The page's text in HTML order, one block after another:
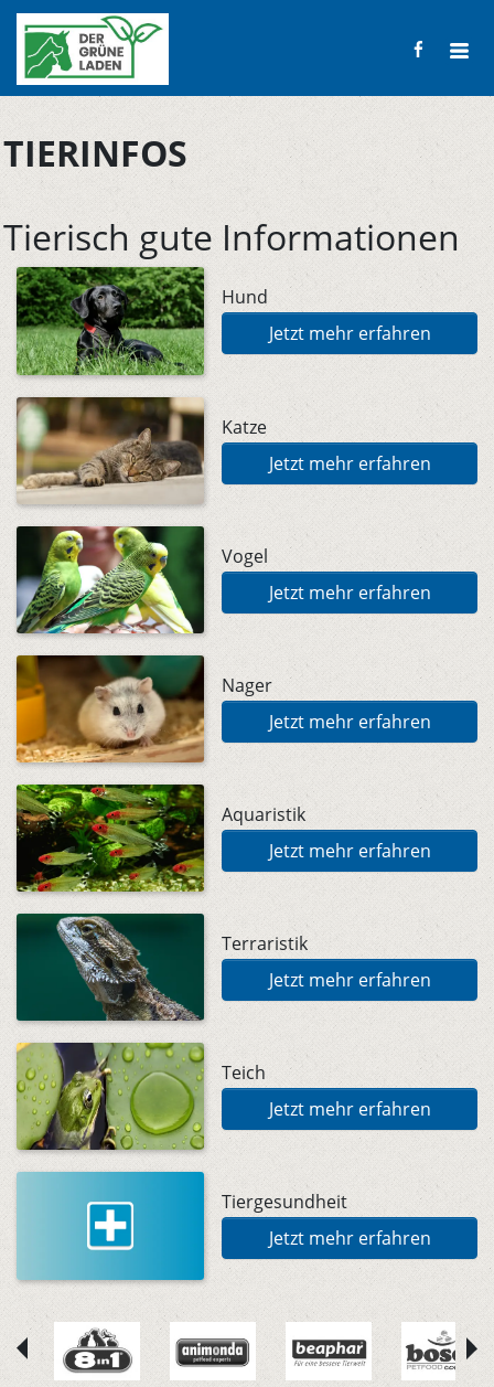
TIERINFOS
Tierisch gute Informationen
Hund
Jetzt mehr erfahren
Katze
Jetzt mehr erfahren
Vogel
Jetzt mehr erfahren
Nager
Jetzt mehr erfahren
Aquaristik
Jetzt mehr erfahren
Terraristik
Jetzt mehr erfahren
Teich
Jetzt mehr erfahren
Tiergesundheit
Jetzt mehr erfahren